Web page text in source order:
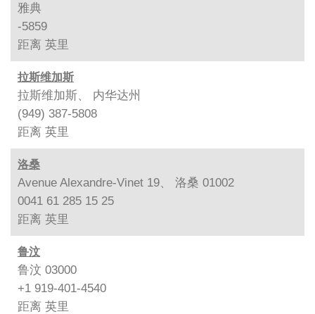
雅典
-5859
距离 英里
拉斯维加斯
拉斯维加斯、 内华达州
(949) 387-5808
距离 英里
洛桑
Avenue Alexandre-Vinet 19、 洛桑 01002
0041 61 285 15 25
距离 英里
鲁汶
鲁汶 03000
+1 919-401-4540
距离 英里